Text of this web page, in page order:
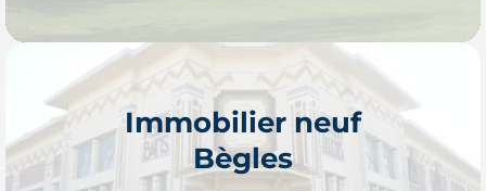
Je découvre
Immobilier neuf
Bègles